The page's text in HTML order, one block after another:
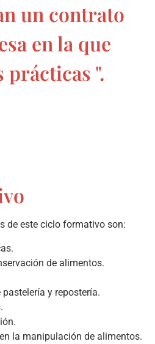
un contrato
en la que
prácticas ".
de este ciclo formativo son:
de alimentos.
y repostería.
la manipulación de alimentos.